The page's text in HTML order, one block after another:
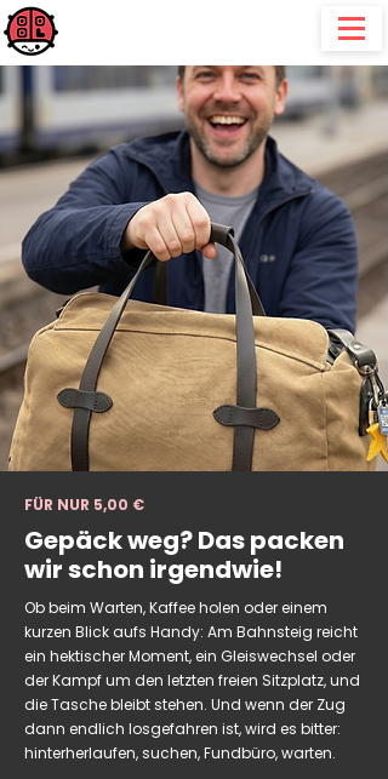
FÜR NUR 5,00 €
Gepäck weg? Das packen
wir schon irgendwie!
Ob beim Warten, Kaffee holen oder einem
kurzen Blick aufs Handy: Am Bahnsteig reicht
ein hektischer Moment, ein Gleiswechsel oder
der Kampf um den letzten freien Sitzplatz, und
die Tasche bleibt stehen. Und wenn der Zug
dann endlich losgefahren ist, wird es bitter:
hinterherlaufen, suchen, Fundbüro, warten.